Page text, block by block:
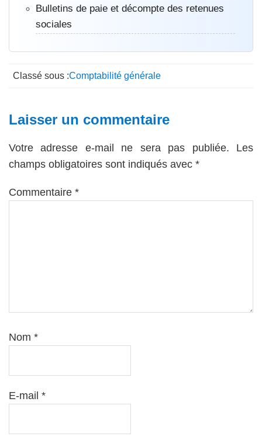
Bulletins de paie et décompte des retenues
sociales
Classé sous :Comptabilité générale
Interactions
lecteur
Laisser un commentaire
Votre adresse e-mail ne sera pas publiée.
Les
champs obligatoires sont indiqués avec *
Commentaire *
Nom *
E-mail *